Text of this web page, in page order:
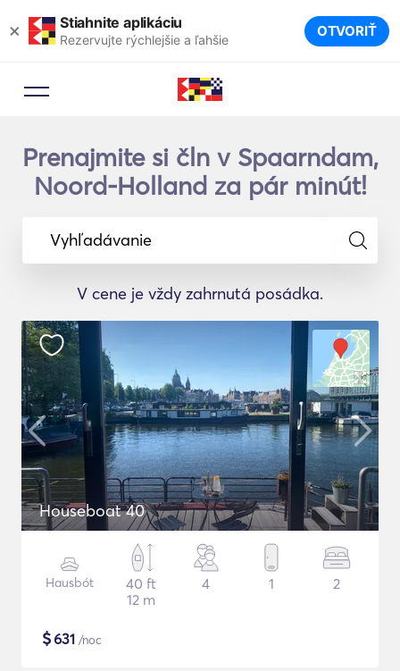
× Stiahnite aplikáciu
Rezervujte rýchlejšie a ľahšie OTVORIŤ
Prenajmite si čln v Spaarndam,
Noord-Holland za pár minút!
Vyhľadávanie
V cene je vždy zahrnutá posádka.
Houseboat 40
Hausbót
40 ft
12 m
4 1 2
$631 /noc